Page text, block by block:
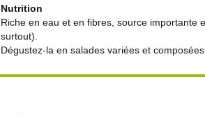
Nutrition
Riche en eau et en fibres, source importante
surtout).
Dégustez-la en salades variées et